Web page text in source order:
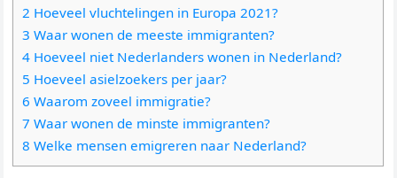
2 Hoeveel vluchtelingen in Europa 2021?
3 Waar wonen de meeste immigranten?
4 Hoeveel niet Nederlanders wonen in Nederland?
5 Hoeveel asielzoekers per jaar?
6 Waarom zoveel immigratie?
7 Waar wonen de minste immigranten?
8 Welke mensen emigreren naar Nederland?